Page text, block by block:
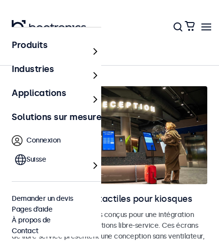
Bornes et libre-service
Moniteurs et écrans tactiles pour kiosques
Moniteurs et écrans tactiles conçus pour une intégration
dans les kiosques et les solutions libre-service. Ces écrans
de libre-service présentent une conception sans ventilateur,
Produits
Industries
Applications
Solutions sur mesure
Connexion
Suisse
Demander un devis
Pages d’aide
À propos de
Contact